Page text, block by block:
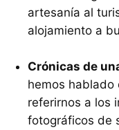
artesanía al
alojamiento a
Crónicas de
hemos hablado
referirnos a los
fotográficos de